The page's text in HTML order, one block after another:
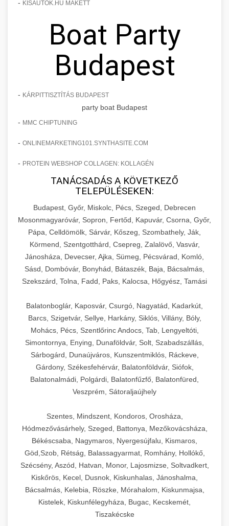
- KISAUTOK.HU MAKETT
Boat Party
Budapest
- KÁRPITTISZTÍTÁS BUDAPEST
party boat Budapest
- MMC CHIPTUNING
- ONLINEMARKETING101.SYNTHASITE.COM
- PROTEIN WEBSHOP COLLAGEN: KOLLAGÉN
TANÁCSADÁS A KÖVETKEZŐ
TELEPÜLÉSEKEN:
Budapest, Győr, Miskolc, Pécs, Szeged, Debrecen
Mosonmagyaróvár, Sopron, Fertőd, Kapuvár, Csorna, Győr,
Pápa, Celldömölk, Sárvár, Kőszeg, Szombathely, Ják,
Körmend, Szentgotthárd, Csepreg, Zalalövő, Vasvár,
Jánosháza, Devecser, Ajka, Sümeg, Pécsvárad, Komló,
Sásd, Dombóvár, Bonyhád, Bátaszék, Baja, Bácsalmás,
Szekszárd, Tolna, Fadd, Paks, Kalocsa, Hőgyész, Tamási
Balatonboglár, Kaposvár, Csurgó, Nagyatád, Kadarkút,
Barcs, Szigetvár, Sellye, Harkány, Siklós, Villány, Bóly,
Mohács, Pécs, Szentlőrinc Andocs, Tab, Lengyeltóti,
Simontornya, Enying, Dunaföldvár, Solt, Szabadszállás,
Sárbogárd, Dunaújváros, Kunszentmiklós, Ráckeve,
Gárdony, Székesfehérvár, Balatonföldvár, Siófok,
Balatonalmádi, Polgárdi, Balatonfűzfő, Balatonfüred,
Veszprém, Sátoraljaújhely
Szentes, Mindszent, Kondoros, Orosháza,
Hódmezővásárhely, Szeged, Battonya, Mezőkovácsháza,
Békéscsaba, Nagymaros, Nyergesújfalu, Kismaros,
Göd,Szob, Rétság, Balassagyarmat, Romhány, Hollókő,
Szécsény, Aszód, Hatvan, Monor, Lajosmizse, Soltvadkert,
Kiskőrös, Kecel, Dusnok, Kiskunhalas, Jánoshalma,
Bácsalmás, Kelebia, Röszke, Mórahalom, Kiskunmajsa,
Kistelek, Kiskunfélegyháza, Bugac, Kecskemét,
Tiszakécske